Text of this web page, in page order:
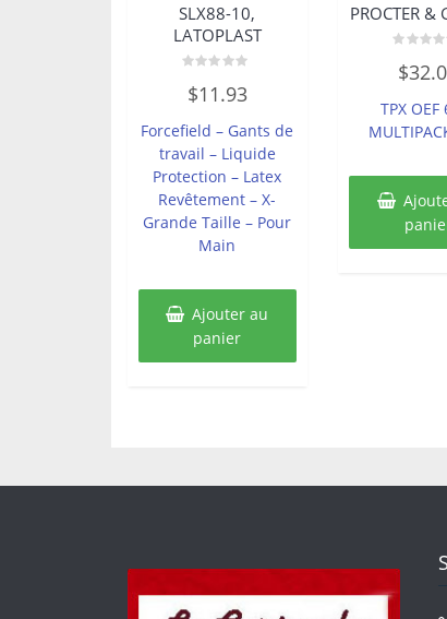
SLX88-10,
LATOPLAST
0
sur
$11.93
Forcefield – Gants de
travail – Liquide
Protection – Latex
Revêtement – X-
Grande Taille – Pour
Main
Ajouter au
panier
PROCTER &
0
sur
$
TPX OEF